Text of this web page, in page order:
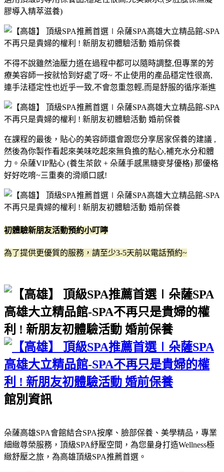
膠導入精萃滋養)
不得不說雖然油壓力道在過程中都可以隨時調整,但專業的芳
療美容師一按就恰到好處了呀~ 不止使用的產品穩定性很高,
連手法穩定性也近乎一致,不會忽重忽輕,而是舒服的循序漸進
在課程的最後，貼心的美容師還會跟您分享居家保養的建議 ,
然後為你製作看起來美味吃起來無負擔的點心,補充水分和體
力。 朵薩VIP點心 (養生茶飲 + 朵薩手感黑糖麥芽優格) 那優格
好好吃唷~三重奏的滑順口感!
初體驗新朋友活動預約小叮嚀
為了提供更優質的服務，請至少3-5天前以電話預約~
館別資訊
朵薩高雄SPA會館結合SPA按摩、臉部保養、美學精品，專業
細緻尊榮服務，頂級SPA紓壓空間，為您量身打造Wellness極
緻舒壓之旅，為高雄頂級SPA推薦首選。